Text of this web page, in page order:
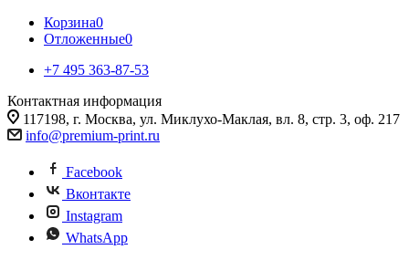
Корзина0
Отложенные0
+7 495 363-87-53
Контактная информация
117198, г. Москва, ул. Миклухо-Маклая, вл. 8, стр. 3, оф. 217
info@premium-print.ru
Facebook
Вконтакте
Instagram
WhatsApp